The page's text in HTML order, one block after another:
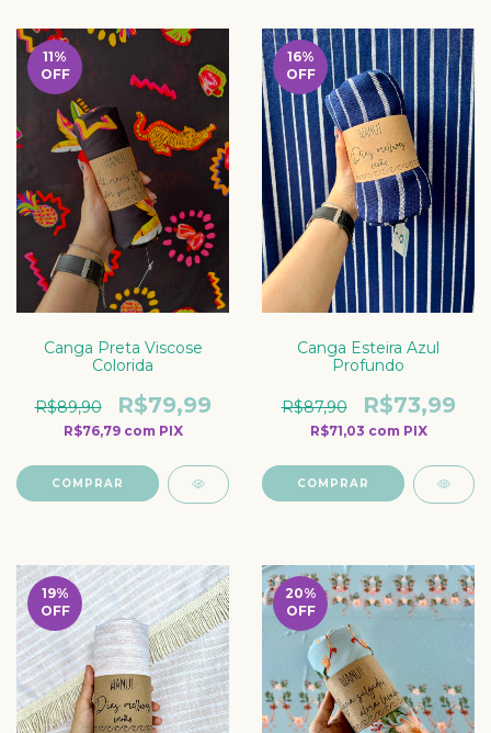
11%
OFF
Canga Preta Viscose
Colorida
R$89,90 R$79,99
R$76,79 com PIX
COMPRAR
16%
OFF
Canga Esteira Azul
Profundo
R$87,90 R$73,99
R$71,03 com PIX
COMPRAR
19%
OFF
20%
OFF